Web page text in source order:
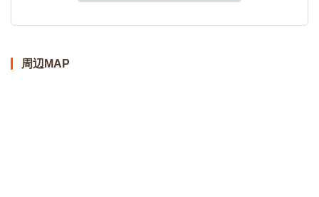
周辺MAP